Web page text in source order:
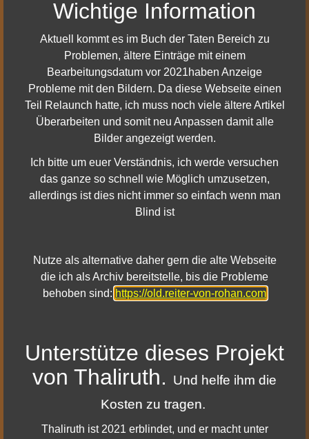
Du bist der Meinung hier stimmt etwas nicht? Oder du hast
Kontakt Formular Öffnen
Diese Artikel könnten auch Relevant sein
Mehr Details dazu
Twitch | Discord
Wichtige Information
Aktuell kommt es im Buch der Taten Bereich zu
Problemen, ältere Einträge mit einem
Bearbeitungsdatum vor 2021haben Anzeige
Probleme mit den Bildern. Da diese Webseite einen
Teil Relaunch hatte, ich muss noch viele ältere Artikel
Überarbeiten und somit neu Anpassen damit alle
Bilder angezeigt werden.
Ich bitte um euer Verständnis, ich werde versuchen
das ganze so schnell wie Möglich umzusetzen,
allerdings ist dies nicht immer so einfach wenn man
Blind ist
Nutze als alternative daher gern die alte Webseite
die ich als Archiv bereitstelle, bis die Probleme
behoben sind: https://old.reiter-von-rohan.com
Unterstütze dieses Projekt
von Thaliruth.
Und helfe ihm die
Kosten zu tragen.
Thaliruth ist 2021 erblindet, und er macht unter